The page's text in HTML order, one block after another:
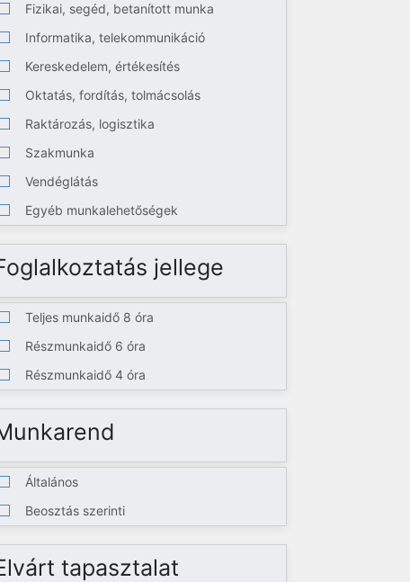
Fizikai, segéd, betanított munka
Informatika, telekommunikáció
Kereskedelem, értékesítés
Oktatás, fordítás, tolmácsolás
Raktározás, logisztika
Szakmunka
Vendéglátás
Egyéb munkalehetőségek
jellege
Teljes munkaidő 8 óra
Részmunkaidő 6 óra
Részmunkaidő 4 óra
Általános
Beosztás szerinti
tapasztalat